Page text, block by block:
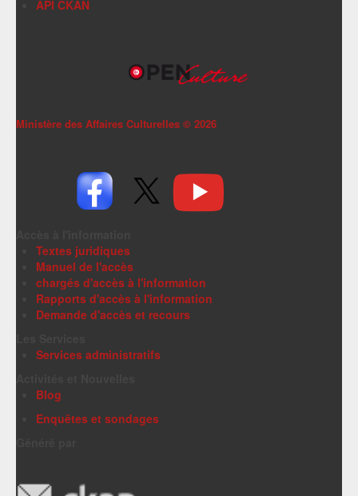
API CKAN
Ministère des Affaires Culturelles © 2026
Textes juridiques
Manuel de l'accès
chargés d'accès à l'information
Rapports d'accès à l'information
Demande d'accès et recours
Services administratifs
Blog
Enquêtes et sondages